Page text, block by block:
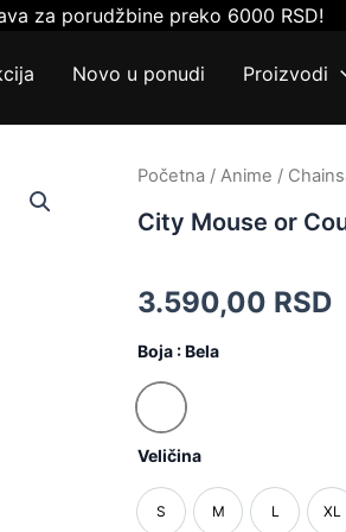
za porudžbine preko 6000 RSD!
Novo u ponudi Proizvodi
Početna / Anime /
City Mouse or
3.590,00 RSD
Boja : Bela
Bela
Veličina
S M L XL
City
or
Duks
količina